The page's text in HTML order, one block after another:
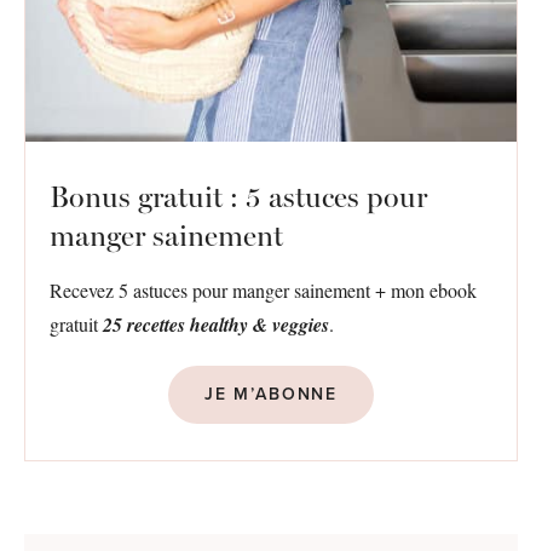
Bonus gratuit : 5 astuces pour
manger sainement
Recevez 5 astuces pour manger sainement + mon ebook
gratuit25 recettes healthy & veggies.
JE M’ABONNE